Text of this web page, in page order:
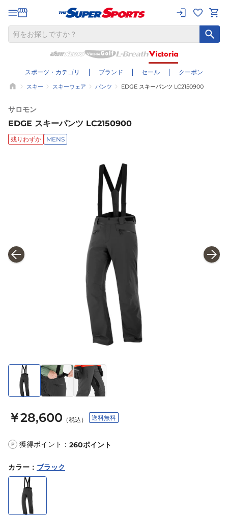
スポーツ・カテゴリ ブランド セール クーポン
スキー スキーウェア パンツ EDGE スキーパンツ LC2150900
サロモン
EDGE スキーパンツ LC2150900
残りわずか MENS
￥28,600 （税込） 送料無料
P 獲得ポイント： 260ポイント
カラー ： ブラック